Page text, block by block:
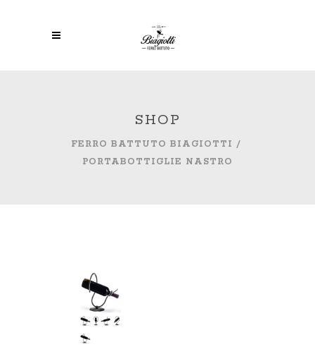
SHOP
FERRO BATTUTO BIAGIOTTI /
PORTABOTTIGLIE NASTRO